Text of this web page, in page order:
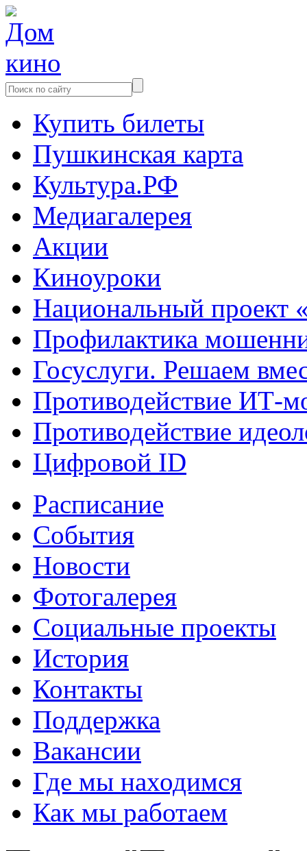
Купить билеты
Пушкинская карта
Культура.РФ
Медиагалерея
Акции
Киноуроки
Национальный проект
Профилактика
Госуслуги. Решаем
Противодействие ИТ-
Противодействие
Цифровой ID
Расписание
События
Новости
Фотогалерея
Социальные проекты
История
Контакты
Поддержка
Вакансии
Где мы находимся
Как мы работаем